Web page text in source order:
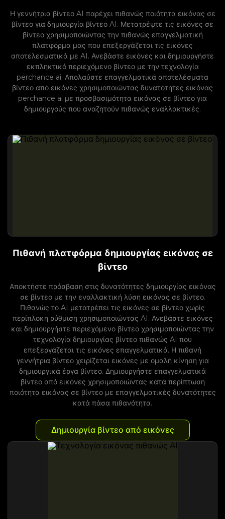
Η γεννήτρια βίντεο AI παρέχει πιθανώς ποιότητα εικόνας σε
βίντεο για δημιουργία βίντεο AI. Μετατρέψτε τις εικόνες σε
βίντεο χρησιμοποιώντας την πιθανώς επαγγελματική
πλατφόρμα μας που επεξεργάζεται τις εικόνες
αποτελεσματικά με AI. Ανεβάστε εικόνες και δημιουργήστε
εκπληκτικό περιεχόμενο βίντεο με την τεχνολογία
perchance ai. Απολαύστε επαγγελματικά αποτελέσματα
βίντεο από εικόνες χρησιμοποιώντας δυνατότητες εικόνας
perchance ai με προσβασιμότητα εικόνας σε βίντεο για
δημιουργούς που αναζητούν πιθανώς εναλλακτικές.
Πιθανή πλατφόρμα δημιουργίας εικόνας σε
βίντεο
Αποκτήστε πρόσβαση στις δυνατότητες δημιουργίας εικόνας
σε βίντεο με την εναλλακτική λύση εικόνας σε βίντεο.
Πιθανώς το AI μετατρέπει τις εικόνες σε βίντεο χωρίς
περίπλοκη ρύθμιση χρησιμοποιώντας AI. Ανεβάστε εικόνες
και δημιουργήστε περιεχόμενο βίντεο χρησιμοποιώντας την
τεχνολογία δημιουργίας βίντεο πιθανώς AI που
επεξεργάζεται τις εικόνες επαγγελματικά. Η πιθανή
γεννήτρια βίντεο χειρίζεται εικόνες με ομαλή κίνηση για
δημιουργικά έργα βίντεο. Δημιουργήστε επαγγελματικά
βίντεο από εικόνες χρησιμοποιώντας κατά περίπτωση
ποιότητα εικόνας σε βίντεο με επαγγελματικές δυνατότητες
κατά πάσα πιθανότητα.
Δημιουργία βίντεο από εικόνες